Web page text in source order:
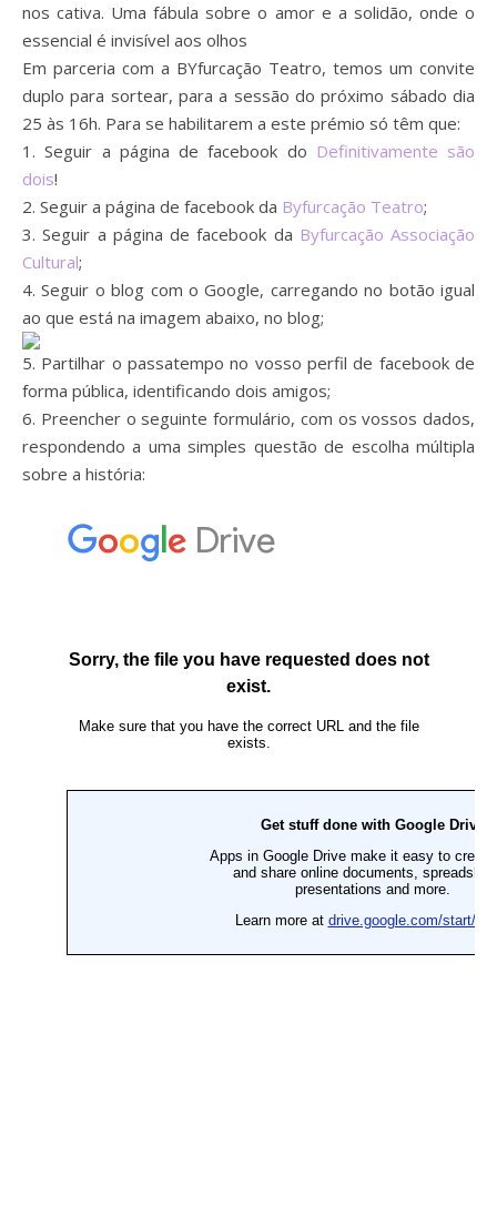
nos cativa. Uma fábula sobre o amor e a solidão, onde o
essencial é invisível aos olhos
Em parceria com a BYfurcação Teatro, temos um convite
duplo para sortear, para a sessão do próximo sábado dia
25 às 16h. Para se habilitarem a este prémio só têm que:
1. Seguir a página de facebook do Definitivamente são
dois!
2. Seguir a página de facebook da Byfurcação Teatro;
3. Seguir a página de facebook da Byfurcação Associação
Cultural;
4. Seguir o blog com o Google, carregando no botão igual
ao que está na imagem abaixo, no blog;
5. Partilhar o passatempo no vosso perfil de facebook de
forma pública, identificando dois amigos;
6. Preencher o seguinte formulário, com os vossos dados,
respondendo a uma simples questão de escolha múltipla
sobre a história: